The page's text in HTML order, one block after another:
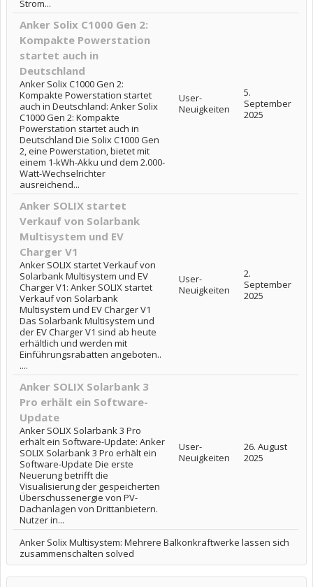
Strom...
Anker Solix C1000 Gen 2:
Kompakte Powerstation
startet auch in
Deutschland
Anker Solix C1000 Gen 2:
Kompakte Powerstation startet
auch in Deutschland: Anker Solix
C1000 Gen 2: Kompakte
Powerstation startet auch in
Deutschland Die Solix C1000 Gen
2, eine Powerstation, bietet mit
einem 1-kWh-Akku und dem 2.000-
Watt-Wechselrichter
ausreichend...
User-
Neuigkeiten
5.
September
2025
Anker SOLIX startet
Verkauf von Solarbank
Multisystem und EV
Charger V1
Anker SOLIX startet Verkauf von
Solarbank Multisystem und EV
Charger V1: Anker SOLIX startet
Verkauf von Solarbank
Multisystem und EV Charger V1
Das Solarbank Multisystem und
der EV Charger V1 sind ab heute
erhältlich und werden mit
Einführungsrabatten angeboten..
....
User-
Neuigkeiten
2.
September
2025
Anker SOLIX Solarbank 3
Pro erhält ein Software-
Update
Anker SOLIX Solarbank 3 Pro
erhält ein Software-Update: Anker
SOLIX Solarbank 3 Pro erhält ein
Software-Update Die erste
Neuerung betrifft die
Visualisierung der gespeicherten
Überschussenergie von PV-
Dachanlagen von Drittanbietern.
Nutzer in...
User-
Neuigkeiten
26. August
2025
Anker Solix Multisystem: Mehrere Balkonkraftwerke lassen sich
zusammenschalten solved